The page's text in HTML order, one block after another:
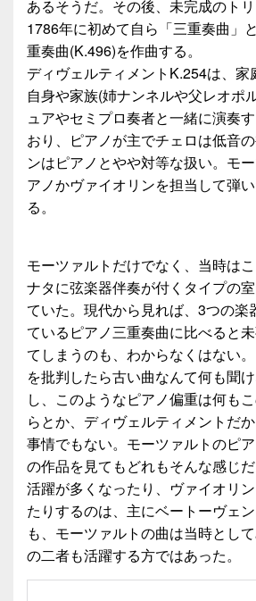
あるそうだ。その後、未完成のトリ
1786年に初めて自ら「三重奏曲」
重奏曲(K.496)を作曲する。
ディヴェルティメントK.254は、家
自身や家族(姉ナンネルや父レオポ
ュアやセミプロ奏者と一緒に演奏
おり、ピアノが主でチェロは低音
ンはピアノとやや対等な扱い。モ
アノかヴァイオリンを担当して弾
る。
モーツァルトだけでなく、当時は
ナタに弦楽器伴奏が付くタイプの
ていた。現代から見れば、3つの楽
ているピアノ三重奏曲に比べると
てしまうのも、わからなくはない
を批判したら古い曲なんて何も聞
し、このようなピアノ偏重は何も
らとか、ディヴェルティメントだ
事情でもない。モーツァルトのピ
の作品を見てもどれもそんな感じ
活躍が多くなったり、ヴァイオリ
たりするのは、主にベートーヴェ
も、モーツァルトの曲は当時とし
の二者も活躍する方ではあった。